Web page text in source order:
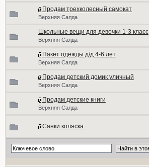
Продам трехколесный самокат
Верхняя Салда
Школьные вещи для девочки 1-3 класс
Верхняя Салда
Пакет одежды д/д 4-6 лет
Верхняя Салда
Продам детский домик уличный
Верхняя Салда
Продам детские книги
Верхняя Салда
Санки коляска